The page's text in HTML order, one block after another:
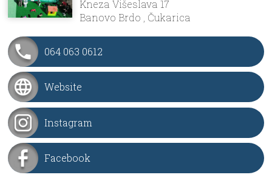
Kneza Višeslava 17
Banovo Brdo , Čukarica
064 063 0612
Website
Instagram
Facebook